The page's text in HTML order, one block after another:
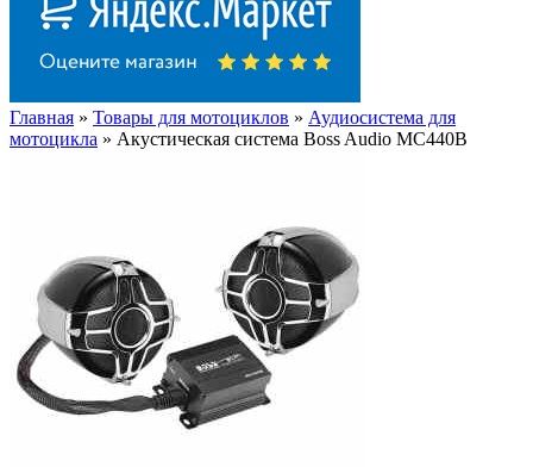
Главная » Товары для мотоциклов » Аудиосистема для
мотоцикла » Акустическая система Boss Audio MC440B